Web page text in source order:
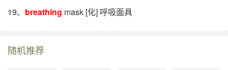
19、 breathing mask [化] 呼吸面具
随机推荐